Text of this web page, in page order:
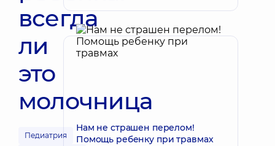
всегда
ли
это
молочница
Педиатрия
Нам не страшен перелом!
Помощь ребенку при травмах